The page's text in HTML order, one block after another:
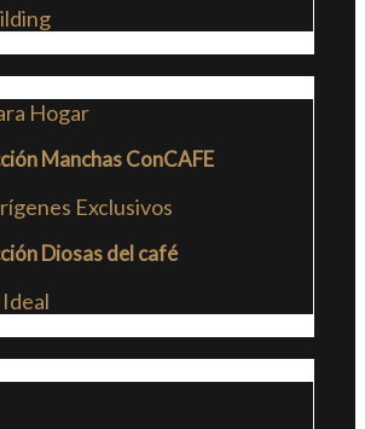
Hogar
Manchas ConCAFE
Exclusivos
Diosas del café